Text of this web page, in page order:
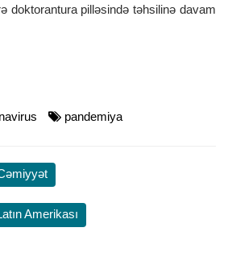
doktorantura pilləsində təhsilinə davam
pandemiya
Amerikası